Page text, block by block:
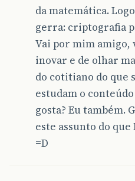
da matemática.
gerra: criptografia
Vai por mim amigo,
inovar e de olhar
do cotitiano do que
estudam o
gosta? Eu também.
este assunto do que
=D